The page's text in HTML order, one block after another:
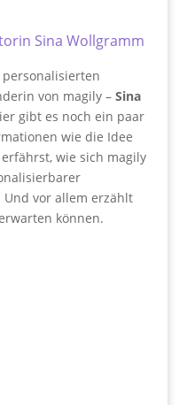
Sina Wollgramm
von magily – Sina
gibt es noch ein paar
wie die Idee
wie sich magily
vor allem erzählt
können.